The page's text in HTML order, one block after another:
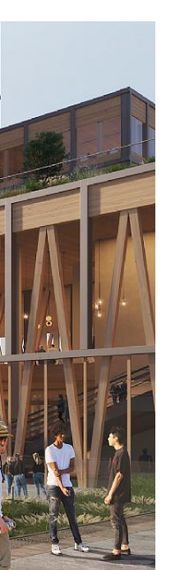
grønne
by.
C er
I
og
tilbyder
sig
nye
og